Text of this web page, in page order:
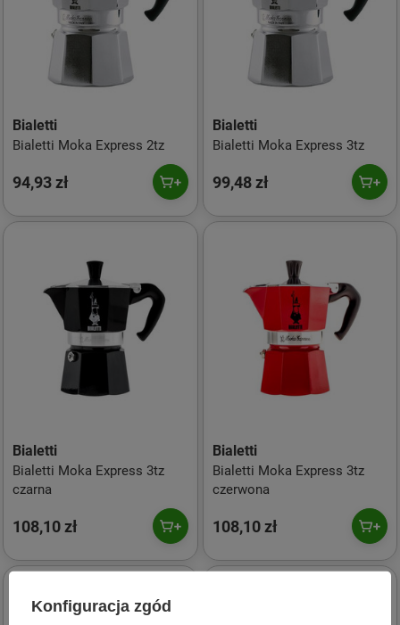
Bialetti
Bialetti Moka Express 2tz
94,93 zł
Bialetti
Bialetti Moka Express 3tz
99,48 zł
Bialetti
Bialetti Moka Express 3tz
czarna
108,10 zł
Bialetti
Bialetti Moka Express 3tz
czerwona
108,10 zł
Konfiguracja zgód